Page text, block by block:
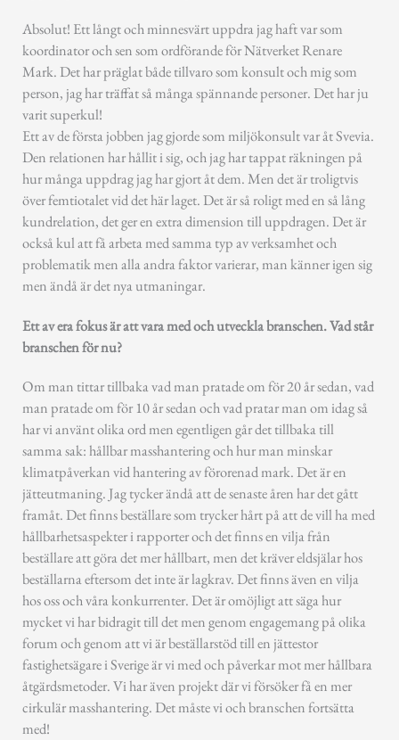
Absolut! Ett långt och minnesvärt uppdra jag haft var som
koordinator och sen som ordförande för Nätverket Renare
Mark. Det har präglat både tillvaro som konsult och mig som
person, jag har träffat så många spännande personer. Det har ju
varit superkul!
Ett av de första jobben jag gjorde som miljökonsult var åt Svevia.
Den relationen har hållit i sig, och jag har tappat räkningen på
hur många uppdrag jag har gjort åt dem. Men det är troligtvis
över femtiotalet vid det här laget. Det är så roligt med en så lång
kundrelation, det ger en extra dimension till uppdragen. Det är
också kul att få arbeta med samma typ av verksamhet och
problematik men alla andra faktor varierar, man känner igen sig
men ändå är det nya utmaningar.
Ett av era fokus är att vara med och utveckla branschen. Vad står
branschen för nu?
Om man tittar tillbaka vad man pratade om för 20 år sedan, vad
man pratade om för 10 år sedan och vad pratar man om idag så
har vi använt olika ord men egentligen går det tillbaka till
samma sak: hållbar masshantering och hur man minskar
klimatpåverkan vid hantering av förorenad mark. Det är en
jätteutmaning. Jag tycker ändå att de senaste åren har det gått
framåt. Det finns beställare som trycker hårt på att de vill ha med
hållbarhetsaspekter i rapporter och det finns en vilja från
beställare att göra det mer hållbart, men det kräver eldsjälar hos
beställarna eftersom det inte är lagkrav. Det finns även en vilja
hos oss och våra konkurrenter. Det är omöjligt att säga hur
mycket vi har bidragit till det men genom engagemang på olika
forum och genom att vi är beställarstöd till en jättestor
fastighetsägare i Sverige är vi med och påverkar mot mer hållbara
åtgärdsmetoder. Vi har även projekt där vi försöker få en mer
cirkulär masshantering. Det måste vi och branschen fortsätta
med!